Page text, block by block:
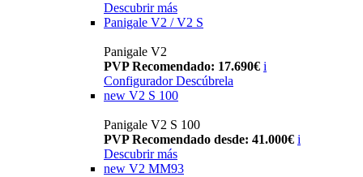
Descubrir más
Panigale V2 / V2 S
Panigale V2
PVP Recomendado: 17.690€ i
Configurador Descúbrela
new V2 S 100
Panigale V2 S 100
PVP Recomendado desde: 41.000€ i
Descubrir más
new V2 MM93